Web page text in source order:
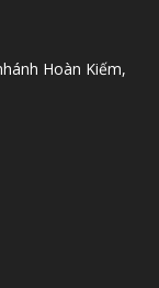
Hoàn Kiếm,